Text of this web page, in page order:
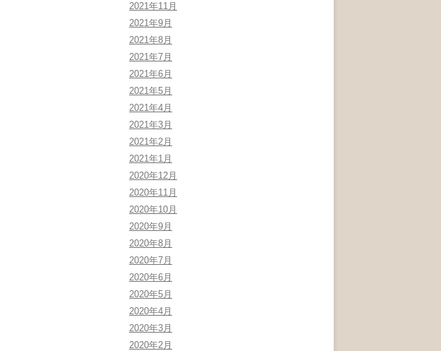
2021年11月
2021年9月
2021年8月
2021年7月
2021年6月
2021年5月
2021年4月
2021年3月
2021年2月
2021年1月
2020年12月
2020年11月
2020年10月
2020年9月
2020年8月
2020年7月
2020年6月
2020年5月
2020年4月
2020年3月
2020年2月